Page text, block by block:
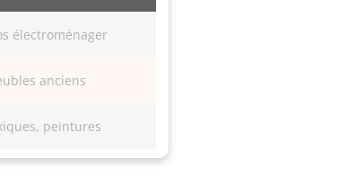
électroménager
anciens
peintures